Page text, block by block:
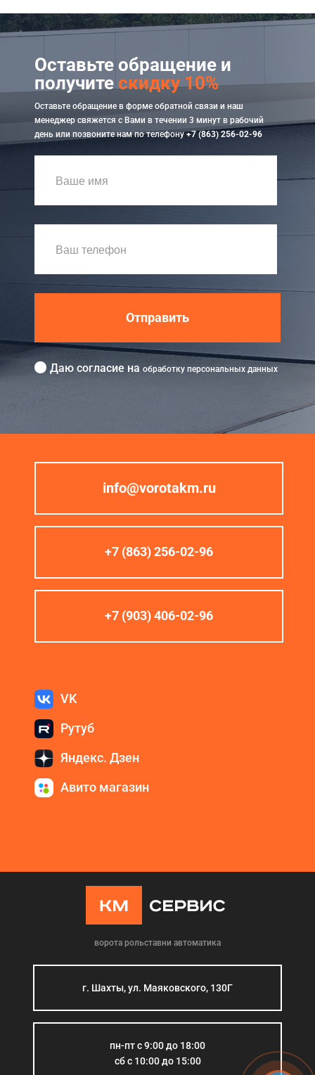
Оставьте обращение и
получитескидку 10%
Оставьте обращение в форме обратной связи и наш
менеджер свяжется с Вами в течении 3 минут в рабочий
день или позвоните нам по телефону+7 (863) 256-02-96
Отправить
Даю согласие на обработку персональных данных
info@vorotakm.ru
+7 (863) 256-02-96
+7 (903) 406-02-96
VK
Рутуб
Яндекс. Дзен
Авито магазин
ворота рольставни автоматика
г. Шахты, ул. Маяковского, 130Г
пн-пт с 9:00 до 18:00
сб с 10:00 до 15:00